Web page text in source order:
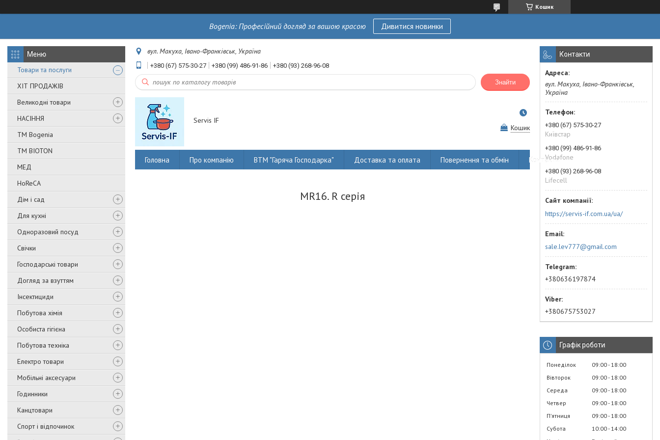
Кошик
Bogenia: Професійний догляд за вашою красою Дивитися новинки
Товари та послуги
ХІТ ПРОДАЖІВ
Великодні товари
НАСІННЯ
ТМ Bogenia
ТМ BIOTON
МЕД
HoReCA
Дім і сад
Для кухні
Одноразовий посуд
Свічки
Господарські товари
Догляд за взуттям
Інсектициди
Побутова хімія
Особиста гігієна
Побутова техніка
Електро товари
Мобільні аксесуари
Годинники
Канцтовари
Спорт і відпочинок
вул. Макуха, Івано-Франківськ, Україна
+380 (67) 575-30-27 +380 (99) 486-91-86 +380 (93) 268-96-08
Знайти
Servis IF
Кошик
Головна Про компанію ВТМ "Гаряча Господарка" Доставка та оплата Повернення та обмін Контакти
MR16. R серія
Контакти
вул. Макуха, Івано-Франківськ,
Україна
+380 (67) 575-30-27
Київстар
+380 (99) 486-91-86
Vodafone
+380 (93) 268-96-08
Lifecell
https://servis-if.com.ua/ua/
sale.lev777@gmail.com
+380636197874
+380675753027
Графік роботи
Понеділок 09:00 18:00
Вівторок
09:00 18:00
Середа
09:00 18:00
Четвер
09:00 18:00
Пʼятниця
09:00 18:00
Субота
10:00 14:00